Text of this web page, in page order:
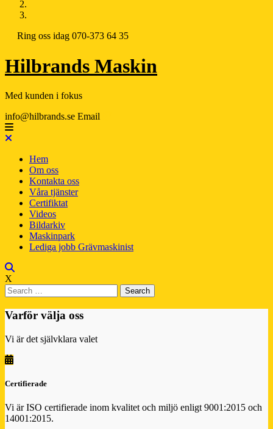
Ring oss idag 070-373 64 35
Hilbrands Maskin
Med kunden i fokus
info@hilbrands.se Email
Hem
Om oss
Kontakta oss
Våra tjänster
Certifiktat
Videos
Bildarkiv
Maskinpark
Lediga jobb Grävmaskinist
X
Varför välja oss
Vi är det självklara valet
Certifierade
Vi är ISO certifierade inom kvalitet och miljö enligt 9001:2015 och
14001:2015.